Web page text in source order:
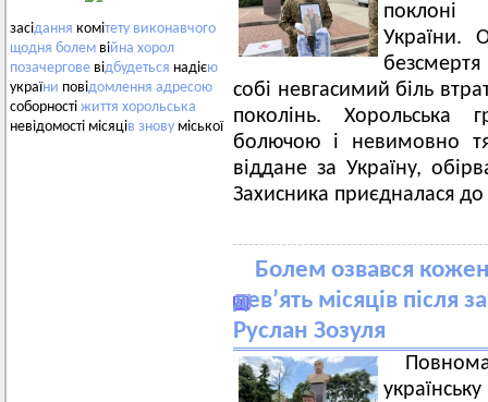
засідання комітету виконавчого
щодня болем війна хорол
позачергове відбудеться надією
україни повідомлення адресою
соборності життя хорольська
невідомості місяців знову міської
поклоні
України.
собі невгасимий біль
поколінь. Хорольська
болючою і невимовно
віддане за Україну,
Захисника приєдналася
Болем озвався
дев’ять місяців після
Руслан Зозуля